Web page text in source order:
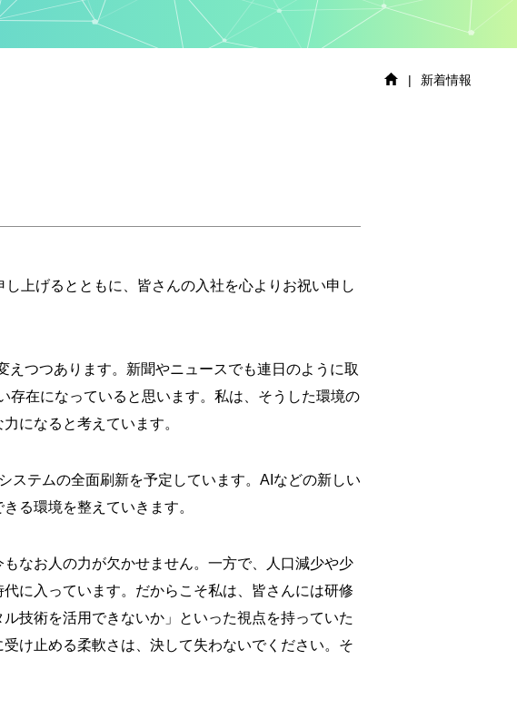
| 新着情報
上げるとともに、皆さんの入社を心よりお祝い申し
つつあります。新聞やニュースでも連日のように取
存在になっていると思います。私は、そうした環境の
になると考えています。
ステムの全面刷新を予定しています。AIなどの新しい
る環境を整えていきます。
なお人の力が欠かせません。一方で、人口減少や少
に入っています。だからこそ私は、皆さんには研修
技術を活用できないか」といった視点を持っていた
け止める柔軟さは、決して失わないでください。そ